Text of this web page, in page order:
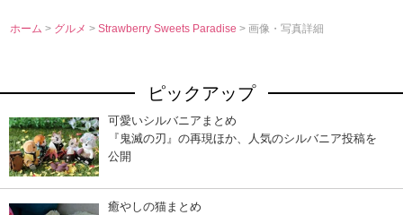
ホーム > グルメ>Strawberry Sweets Paradise> 画像・写真詳細
ピックアップ
可愛いシルバニアまとめ
『鬼滅の刃』の再現ほか、人気のシルバニア投稿を
公開
癒やしの猫まとめ